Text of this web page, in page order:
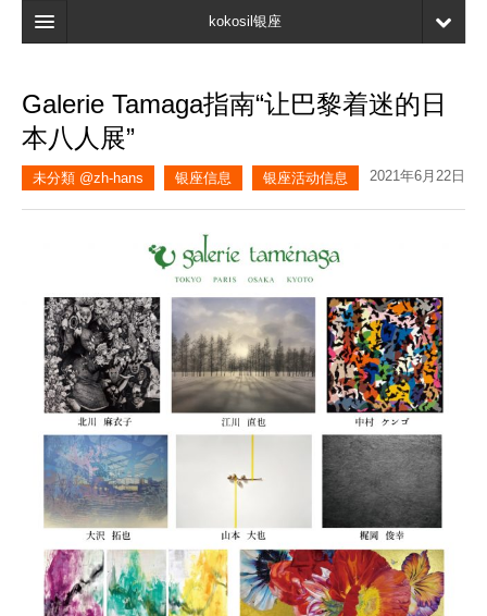
kokosil银座
搜索
最新信息
Galerie Tamaga指南“让巴黎着迷的日
本八人展”
未分類 @zh-hans 银座信息 银座活动信息 2021年6月22日